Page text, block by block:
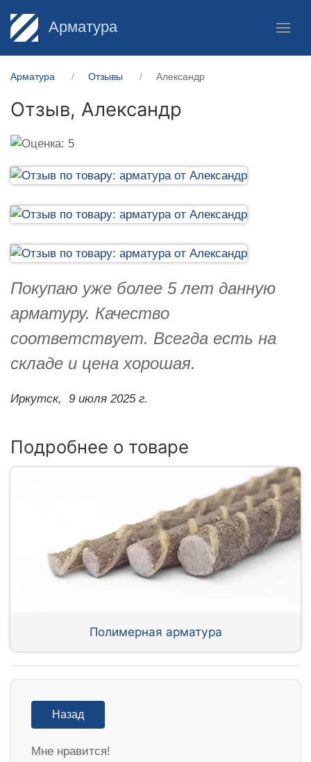
Арматура
Арматура Отзывы Александр
Отзыв, Александр
Покупаю уже более 5 лет данную
арматуру. Качество
соответствует. Всегда есть на
складе и цена хорошая.
Иркутск, 9 июля 2025 г.
Подробнее о товаре
Полимерная арматура
Назад
Мне нравится!